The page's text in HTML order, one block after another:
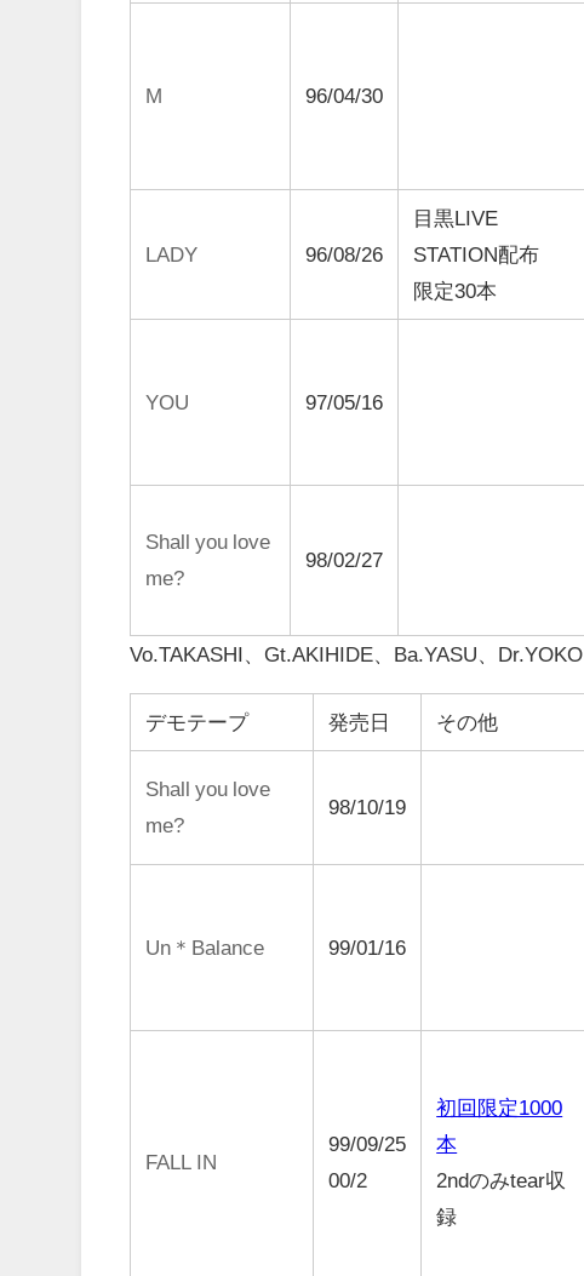
M 96/04/30
LADY 96/08/26
目黒LIVE
STATION配布
限定30本
YOU 97/05/16
Shall you love
me?
98/02/27
Vo.TAKASHI、Gt.AKIHIDE、Ba.YASU、Dr.YOKO
デモテープ 発売日 その他
Shall you love
me?
98/10/19
Un＊Balance 99/01/16
FALL IN
99/09/25
00/2
初回限定1000
本
2ndのみtear収
録